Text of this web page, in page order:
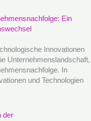
Ein
Innovationen
Unternehmenslandschaft,
In
und Technologien
der